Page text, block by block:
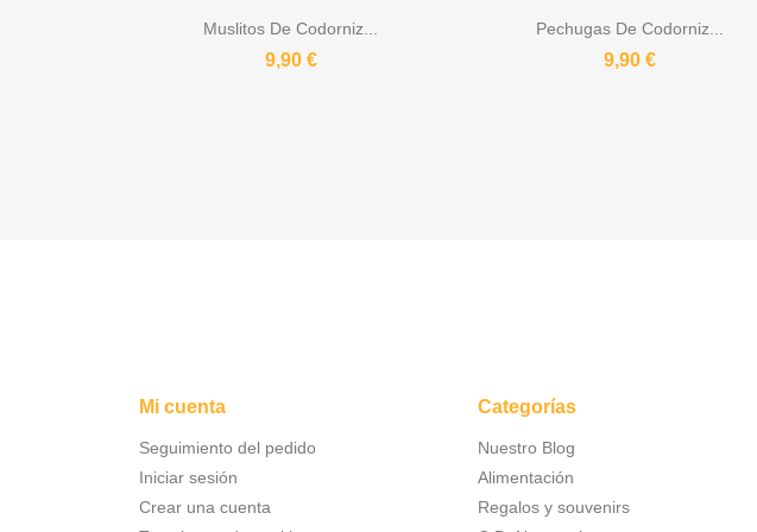
Muslitos De Codorniz...
9,90 €
Pechugas De Codorniz...
9,90 €
Mi cuenta
Seguimiento del pedido
Iniciar sesión
Crear una cuenta
Categorías
Nuestro Blog
Alimentación
Regalos y souvenirs